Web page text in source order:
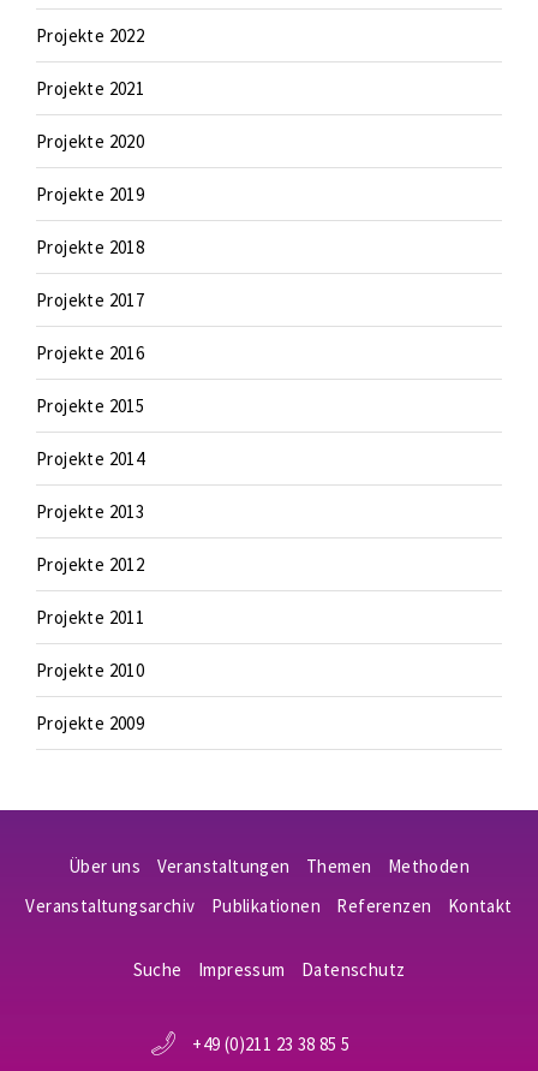
Projekte 2022
Projekte 2021
Projekte 2020
Projekte 2019
Projekte 2018
Projekte 2017
Projekte 2016
Projekte 2015
Projekte 2014
Projekte 2013
Projekte 2012
Projekte 2011
Projekte 2010
Projekte 2009
Über uns Veranstaltungen Themen
Methoden
Veranstaltungsarchiv
Publikationen Referenzen Kontakt
Suche Impressum Datenschutz
+49 (0)211 23 38 85 5